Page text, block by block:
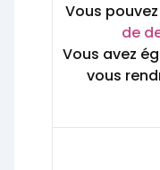
Vous
de
Vous avez
vous